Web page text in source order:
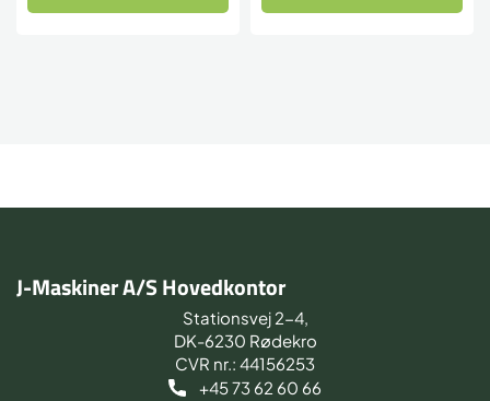
J-Maskiner A/S Hovedkontor
Stationsvej 2-4,
DK-6230 Rødekro
CVR nr.: 44156253
+45 73 62 60 66